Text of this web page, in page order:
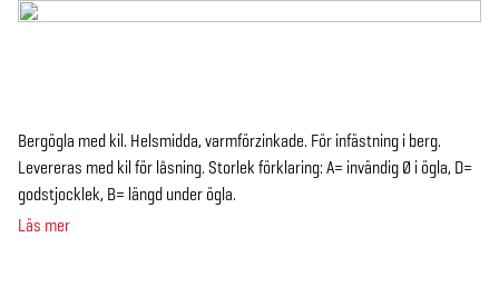
Bergögla med kil. Helsmidda, varmförzinkade. För infästning i berg.
Levereras med kil för låsning. Storlek förklaring: A= invändig Ø i ögla, D=
godstjocklek, B= längd under ögla.
Läs mer